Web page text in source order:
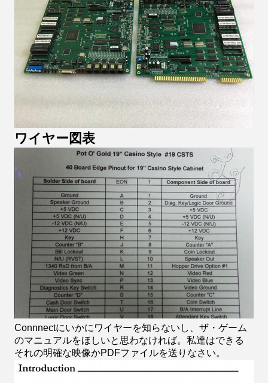
ワイヤー図表
Connnectにいかにワイヤーを知らないし、ザ・ゲーム
のマニュアルをほしいと思わなければ。私達はできる
それの明確な映像かPDFファイルを送りなさい。